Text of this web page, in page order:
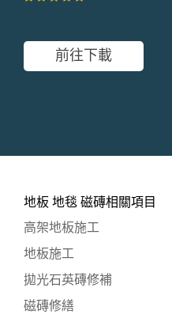
前往下載
地板 地毯 磁磚相關項目
高架地板施工
地板施工
拋光石英磚修補
磁磚修繕